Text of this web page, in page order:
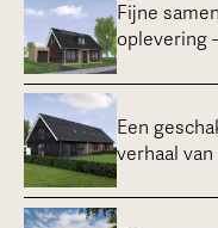
Fijne
oplevering
Een
verhaal